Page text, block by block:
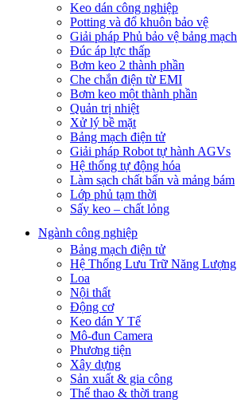
Keo dán công nghiệp
Potting và đổ khuôn bảo vệ
Giải pháp Phủ bảo vệ bảng mạch
Đúc áp lực thấp
Bơm keo 2 thành phần
Che chắn điện từ EMI
Bơm keo một thành phần
Quản trị nhiệt
Xử lý bề mặt
Bảng mạch điện tử
Giải pháp Robot tự hành AGVs
Hệ thống tự động hóa
Làm sạch chất bẩn và mảng bám
Lớp phủ tạm thời
Sấy keo – chất lỏng
Ngành công nghiệp
Bảng mạch điện tử
Hệ Thống Lưu Trữ Năng Lượng
Loa
Nội thất
Động cơ
Keo dán Y Tế
Mô-đun Camera
Phương tiện
Xây dựng
Sản xuất & gia công
Thể thao & thời trang